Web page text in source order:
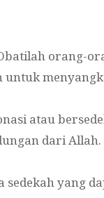
orang-
atau
dari Allah.
yang